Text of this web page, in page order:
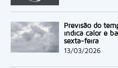
Previsão do
indica calor e
sexta-feira
13/03/2026